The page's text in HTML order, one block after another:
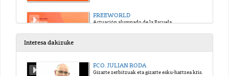
FREEWORLD
Actuación alumnado de la Escuela
"Sistemas de Protección Social"
Interesa dakizuke
FCO. JULIAN RODA
Gizarte zerbitzuak eta gizarte esku-hartzea krisi garaietan: bilakaera eta joerak